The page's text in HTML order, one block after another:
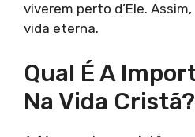
viverem perto d’Ele.
vida eterna.
Qual É A
Na Vida Cristã?